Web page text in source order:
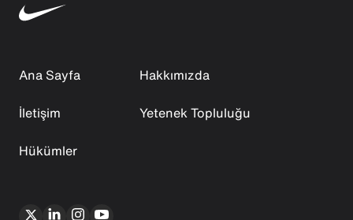
Ana Sayfa
Hakkımızda
İletişim
Yetenek Topluluğu
Hükümler